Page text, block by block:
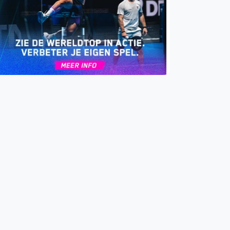
WhatsApp Community